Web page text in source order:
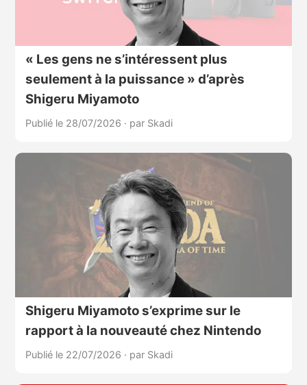
« Les gens ne s’intéressent plus
seulement à la puissance » d’après
Shigeru Miyamoto
Publié le 28/07/2026 · par Skadi
Shigeru Miyamoto s’exprime sur le
rapport à la nouveauté chez Nintendo
Publié le 22/07/2026 · par Skadi